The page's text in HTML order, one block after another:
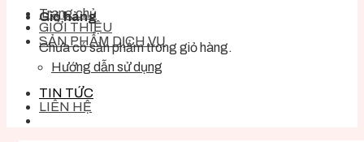
Giỏ hàng
Chưa có sản phẩm trong giỏ hàng.
Trang chủ
GIỚI THIỆU
SẢN PHẨM DỊCH VỤ
Hướng dẫn sử dụng
TIN TỨC
LIÊN HỆ